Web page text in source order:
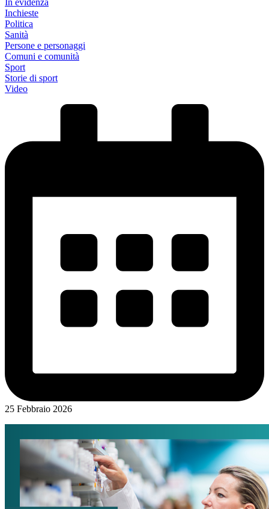
Inchieste
Politica
Sanità
Persone e personaggi
Comuni e comunità
Sport
Storie di sport
Video
25 Febbraio 2026